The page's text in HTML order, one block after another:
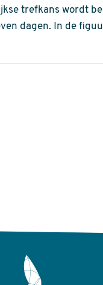
trefkans wordt
dagen. In de